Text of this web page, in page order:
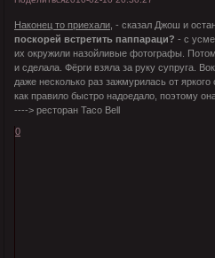
Наконец то приехали , - сказал Джош и
поскорей встретить паппараци? - с
их окружили назойливые фотографы.
и сделала. Фёрги взяла за руку супруга.
даже несколько раз зажмурилась от
как правило быстро надоедало, поэтому
----> ресторан Taco Bell
0